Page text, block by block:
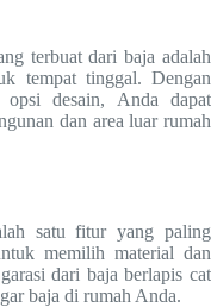
terbuat dari baja adalah
tempat tinggal. Dengan
desain, Anda dapat
dan area luar rumah
satu fitur yang paling
memilih material dan
dari baja berlapis cat
baja di rumah Anda.